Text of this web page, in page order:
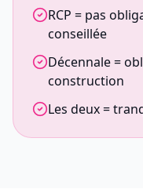
RCP = pas
conseillée
Décennale =
construction
Les deux =